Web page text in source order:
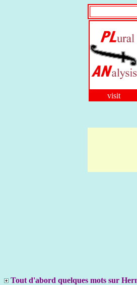
visit
Tout d'abord quelques mots sur